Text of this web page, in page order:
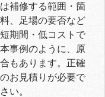
補修する範囲・箇
、足場の要否など
期間・低コストで
事例のように、原
もあります。正確
お見積りが必要で
い。